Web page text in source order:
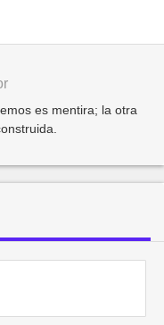
es mentira; la otra